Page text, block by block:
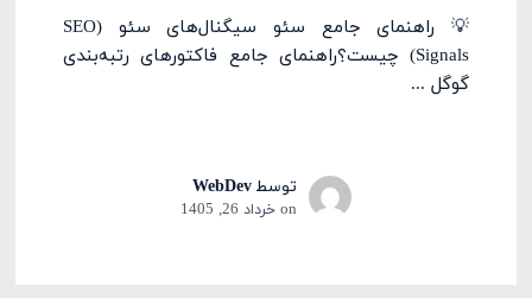
💡 راهنمای جامع سئو سیگنال‌های سئو (SEO
Signals) چیست؟راهنمای جامع فاکتورهای رتبه‌بندی
گوگل ...
توسطWebDev
onخرداد 26, 1405